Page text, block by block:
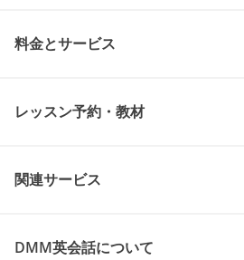
料金とサービス
レッスン予約・教材
関連サービス
DMM英会話について